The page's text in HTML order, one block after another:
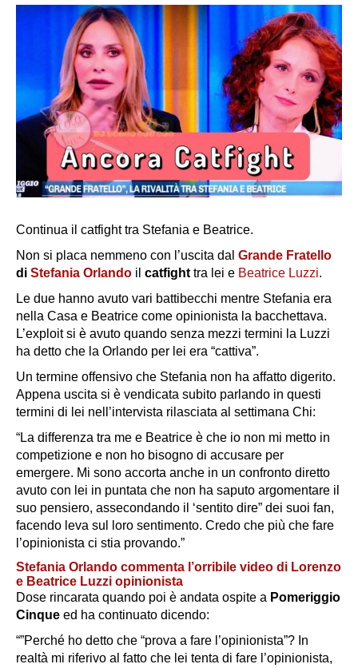
Continua il catfight tra Stefania e Beatrice.
Non si placa nemmeno con l’uscita dal Grande Fratello
di Stefania Orlando il catfight tra lei e Beatrice Luzzi.
Le due hanno avuto vari battibecchi mentre Stefania era
nella Casa e Beatrice come opinionista la bacchettava.
L’exploit si è avuto quando senza mezzi termini la Luzzi
ha detto che la Orlando per lei era “cattiva”.
Un termine offensivo che Stefania non ha affatto digerito.
Appena uscita si è vendicata subito parlando in questi
termini di lei nell’intervista rilasciata al settimana Chi:
“La differenza tra me e Beatrice è che io non mi metto in
competizione e non ho bisogno di accusare per
emergere. Mi sono accorta anche in un confronto diretto
avuto con lei in puntata che non ha saputo argomentare il
suo pensiero, assecondando il ‘sentito dire” dei suoi fan,
facendo leva sul loro sentimento. Credo che più che fare
l’opinionista ci stia provando.”
Stefania Orlando commenta l’orribile video di Lorenzo
e Beatrice Luzzi opinionista
Dose rincarata quando poi è andata ospite a Pomeriggio
Cinque ed ha continuato dicendo:
“”Perché ho detto che “prova a fare l’opinionista”? In
realtà mi riferivo al fatto che lei tenta di fare l’opinionista,